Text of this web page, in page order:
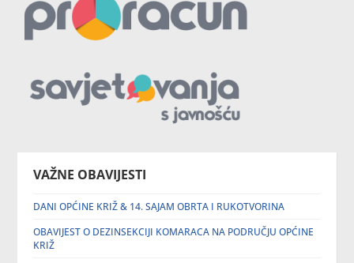
VAŽNE OBAVIJESTI
DANI OPĆINE KRIŽ & 14. SAJAM OBRTA I RUKOTVORINA
OBAVIJEST O DEZINSEKCIJI KOMARACA NA PODRUČJU OPĆINE
KRIŽ